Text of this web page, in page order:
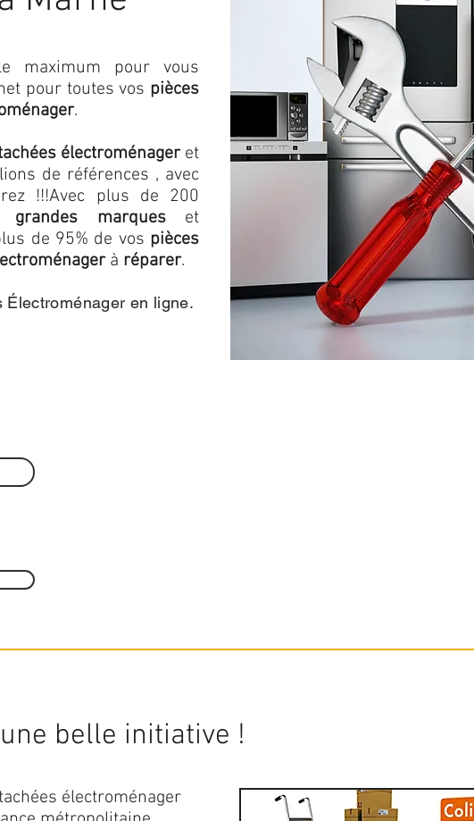
maximum pour vous
pour toutes vos pièces
.
électroménageret
de références , avec
!!!Avec plus de 200
grandes marqueset
de 95% de vos pièces
à réparer.
en ligne.
belle initiative !
électroménager